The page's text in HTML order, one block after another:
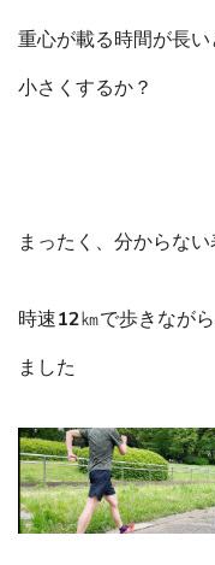
重心が載る時間が長
小さくするか？
まったく、分からな
時速12㎞で歩きなが
ました